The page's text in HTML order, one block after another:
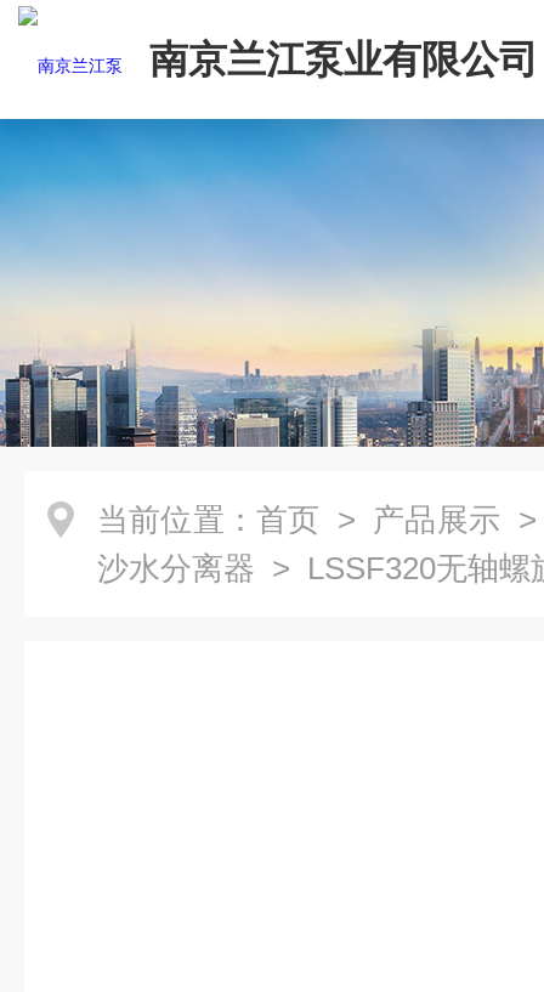
南京兰江泵业有限公司
当前位置： 首页 > 产品展示
沙水分离器 > LSSF320无轴螺